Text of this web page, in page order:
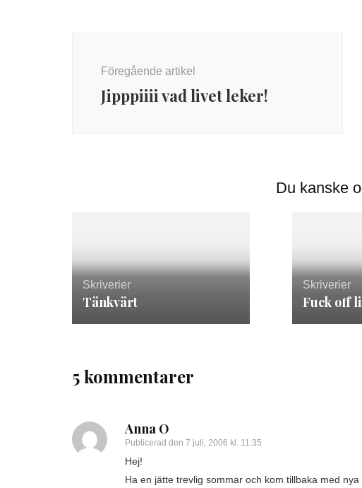
Föregående artikel
Jipppiiii vad livet leker!
Du kanske
Skriverier
Tänkvärt
Skriverier
Fuck off
5 kommentarer
Anna O
Publicerad den 7 juli, 2006 kl. 11:35
Hej!
Ha en jätte trevlig sommar och kom tillbaka med